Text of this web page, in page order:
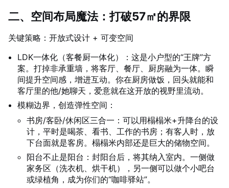
二、空间布局魔法：打破57㎡的界限
关键策略：开放式设计 + 可变空间
LDK一体化（客餐厨一体化）：这是小户型的“王牌”方
案。打掉非承重墙，将客厅、餐厅、厨房融为一体。瞬
间提升空间感，增进互动。你在厨房做饭，回头就能和
客厅里的他/她聊天，爱意就在这开放的视野里流动。
模糊边界，创造弹性空间：
书房/客卧/休闲区三合一：可以用榻榻米+升降台的设
计，平时是喝茶、看书、工作的书房；有客人时，放
下台面就是客房。榻榻米内部还是巨大的储物空间。
阳台不止是阳台：封阳台后，将其纳入室内。一侧做
家务区（洗衣机、烘干机），另一侧可以做个小吧台
或绿植角，成为你们的“咖啡驿站”。